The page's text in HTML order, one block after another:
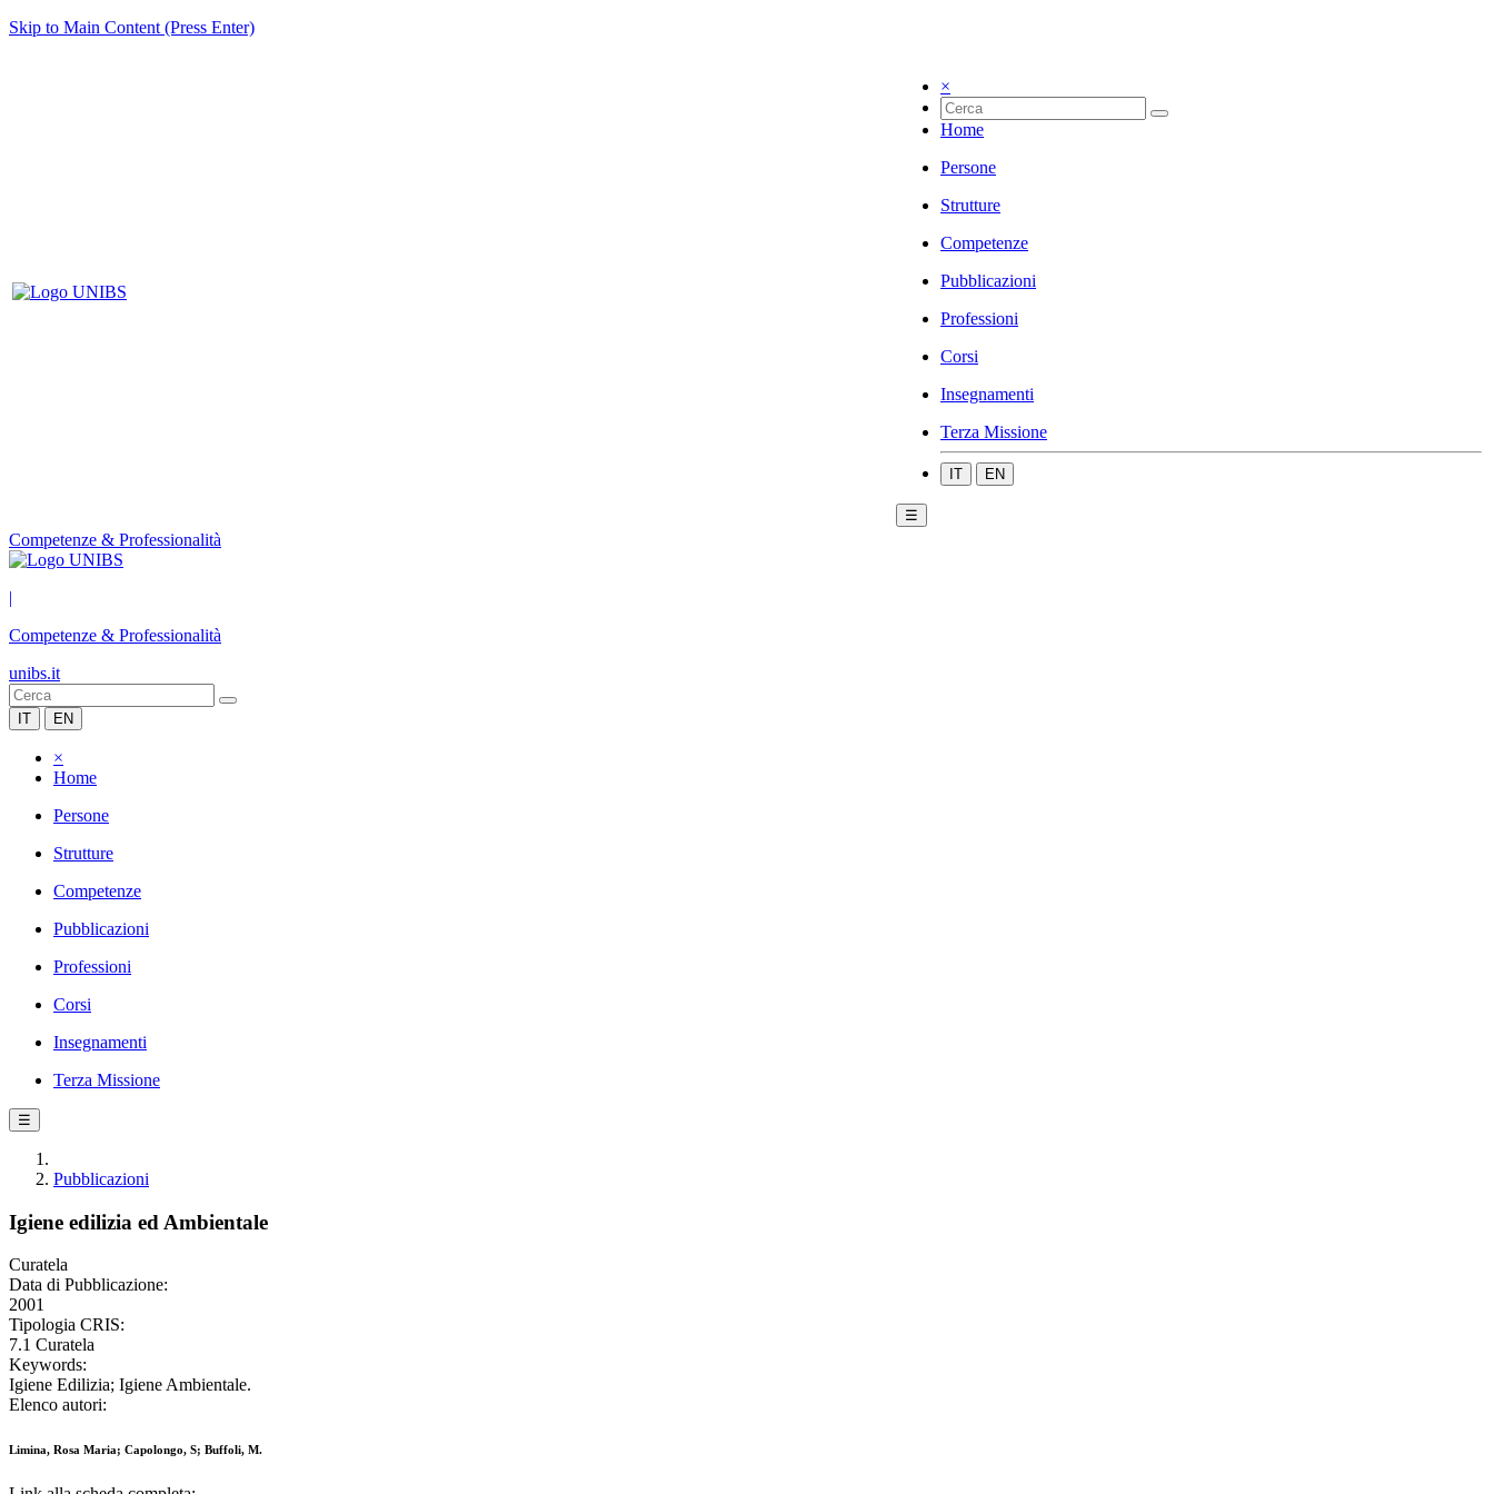
Skip to Main Content (Press Enter)
×
Home
Persone
Strutture
Competenze
Pubblicazioni
Professioni
Corsi
Insegnamenti
Terza Missione
IT EN
☰
Competenze & Professionalità
|
Competenze & Professionalità
unibs.it
IT EN
×
Home
Persone
Strutture
Competenze
Pubblicazioni
Professioni
Corsi
Insegnamenti
Terza Missione
☰
Pubblicazioni
Igiene edilizia ed Ambientale
Curatela
Data di Pubblicazione:
2001
Tipologia CRIS:
7.1 Curatela
Keywords:
Igiene Edilizia; Igiene Ambientale.
Elenco autori:
Limina, Rosa Maria; Capolongo, S; Buffoli, M.